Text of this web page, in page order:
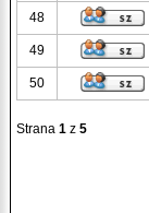
48
49
50
Strana 1 z 5